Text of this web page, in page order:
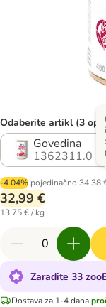
Odaberite artikl (3
Govedina
1362311.0
-4.04% pojedinačno 34,38
32,99 €
13,75 € / kg
Zaradite 33
Dostava za 1-4 dana